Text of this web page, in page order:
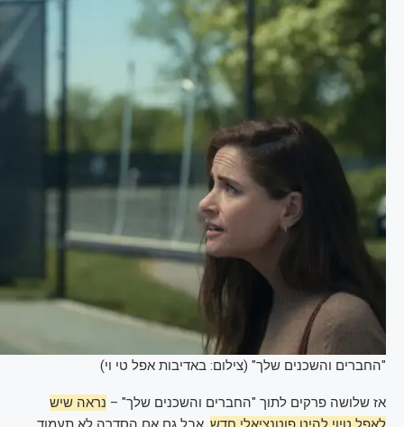
"החברים והשכנים שלך" (צילום: באדיבות אפל טי וי)
אז שלושה פרקים לתוך "החברים והשכנים שלך" – נראה שיש